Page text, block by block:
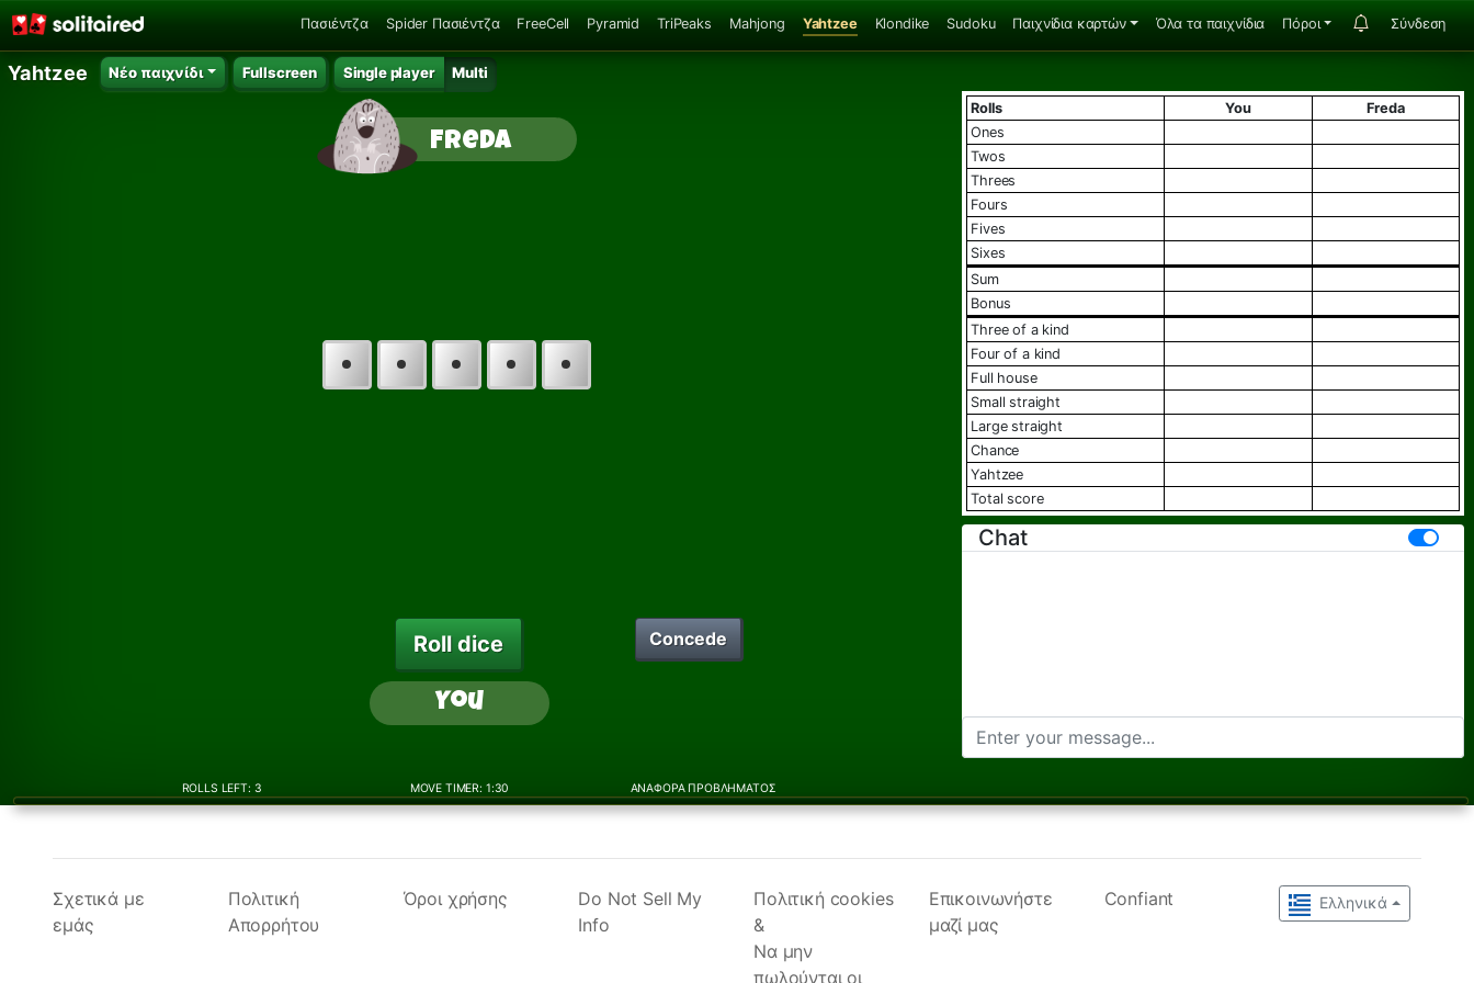
Πασιέντζα Spider Πασιέντζα FreeCell Pyramid TriPeaks Mahjong Yahtzee Klondike Sudoku Παιχνίδια καρτών Όλα τα παιχνίδια Πόροι Σύνδεση
Yahtzee Νέο παιχνίδι Fullscreen Single player Multi
Freda
Roll dice Concede
You
ROLLS LEFT: 3 MOVE TIMER: 1:30 ΑΝΑΦΟΡΆ ΠΡΟΒΛΉΜΑΤΟΣ
Rolls You
Freda
ones
twos
threes
fours
fives
sixes
sum
bonus
three of a kind
four of a kind
full house
small straight
large straight
chance
yahtzee
total score
Chat
Σχετικά με
εμάς
Πολιτική
Απορρήτου
Όροι χρήσης
Do Not Sell My
Info
Πολιτική cookies
&
Να μην
πωλούνται οι
Επικοινωνήστε
μαζί μας
Confiant Ελληνικά